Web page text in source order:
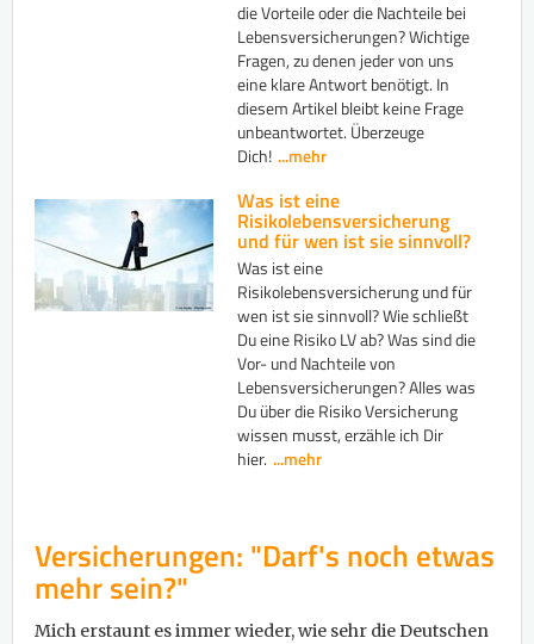
die Vorteile oder die Nachteile bei
Lebensversicherungen? Wichtige
Fragen, zu denen jeder von uns
eine klare Antwort benötigt. In
diesem Artikel bleibt keine Frage
unbeantwortet. Überzeuge
Dich! ...mehr
Was ist eine
Risikolebensversicherung
und für wen ist sie sinnvoll?
Was ist eine
Risikolebensversicherung und für
wen ist sie sinnvoll? Wie schließt
Du eine Risiko LV ab? Was sind die
Vor- und Nachteile von
Lebensversicherungen? Alles was
Du über die Risiko Versicherung
wissen musst, erzähle ich Dir
hier. ...mehr
​Versicherungen: "Darf's noch etwas
mehr sein?"
Mich erstaunt es immer wieder, wie sehr die Deutschen